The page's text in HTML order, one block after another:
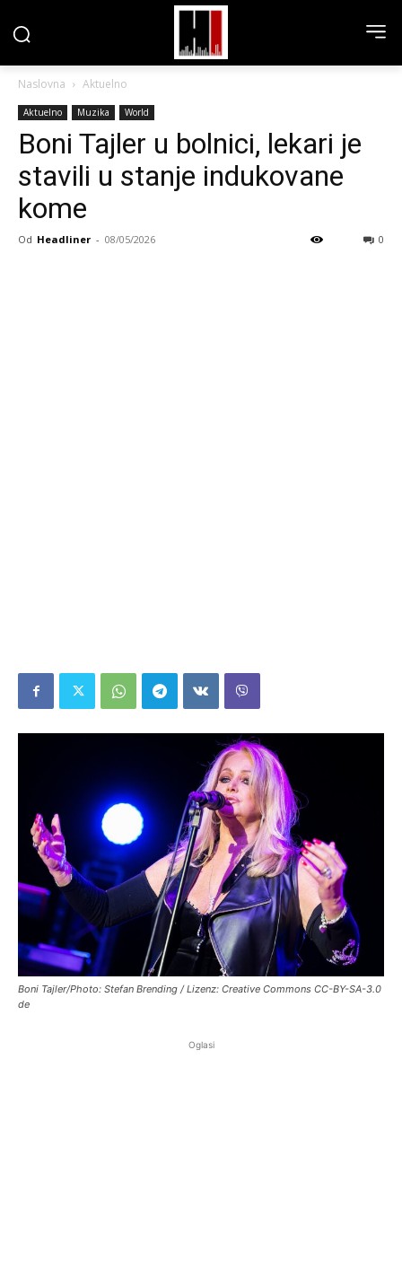
Naslovna Aktuelno
Aktuelno Muzika World
Boni Tajler u bolnici, lekari je
stavili u stanje indukovane
kome
Od Headliner - 08/05/2026 0
Boni Tajler/Photo: Stefan Brending / Lizenz: Creative Commons CC-BY-SA-3.0
de
Oglasi